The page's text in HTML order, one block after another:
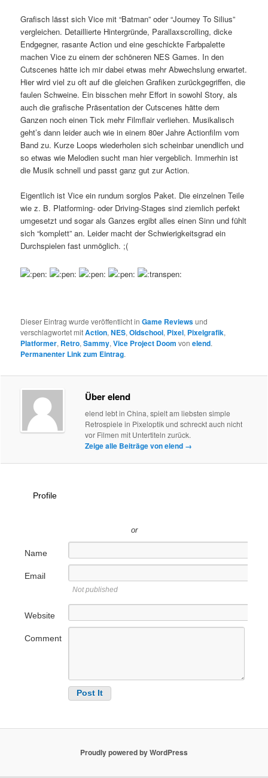
Grafisch lässt sich Vice mit “Batman” oder “Journey To Silius”
vergleichen. Detaillierte Hintergründe, Parallaxscrolling, dicke
Endgegner, rasante Action und eine geschickte Farbpalette
machen Vice zu einem der schöneren NES Games. In den
Cutscenes hätte ich mir dabei etwas mehr Abwechslung erwartet.
Hier wird viel zu oft auf die gleichen Grafiken zurückgegriffen, die
faulen Schweine. Ein bisschen mehr Effort in sowohl Story, als
auch die grafische Präsentation der Cutscenes hätte dem
Ganzen noch einen Tick mehr Filmflair verliehen. Musikalisch
geht’s dann leider auch wie in einem 80er Jahre Actionfilm vom
Band zu. Kurze Loops wiederholen sich scheinbar unendlich und
so etwas wie Melodien sucht man hier vergeblich. Immerhin ist
die Musik schnell und passt ganz gut zur Action.
Eigentlich ist Vice ein rundum sorglos Paket. Die einzelnen Teile
wie z. B. Platforming- oder Driving-Stages sind ziemlich perfekt
umgesetzt und sogar als Ganzes ergibt alles einen Sinn und fühlt
sich “komplett” an. Leider macht der Schwierigkeitsgrad ein
Durchspielen fast unmöglich. ;(
Dieser Eintrag wurde veröffentlicht inGame Reviewsund
verschlagwortet mitAction,NES,Oldschool, Pixel, Pixelgrafik,
Platformer, Retro,Sammy,Vice Project Doom vonelend.
Permanenter Link zum Eintrag.
Über elend
elend lebt in China, spielt am liebsten simple
Retrospiele in Pixeloptik und schreckt auch nicht
vor Filmen mit Untertiteln zurück.
Zeige alle Beiträge von elend →
Profile
or
Name
Email
Not published
Website
Comment
Proudly powered by WordPress